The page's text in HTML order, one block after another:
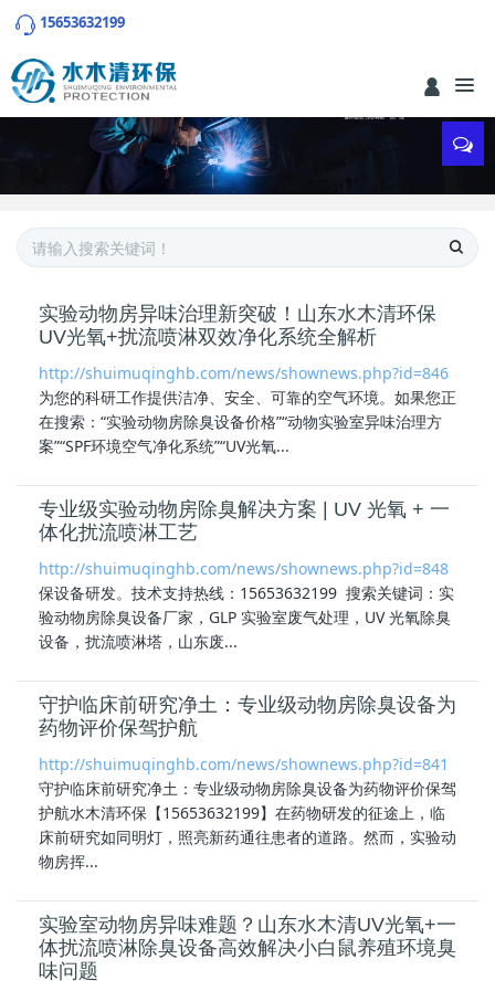
15653632199
实验动物房异味治理新突破！山东水木清环保
UV光氧+扰流喷淋双效净化系统全解析
http://shuimuqinghb.com/news/shownews.php?id=846
为您的科研工作提供洁净、安全、可靠的空气环境。如果您正
在搜索：“实验动物房除臭设备价格”“动物实验室异味治理方
案”“SPF环境空气净化系统”“UV光氧...
专业级实验动物房除臭解决方案 | UV 光氧 + 一
体化扰流喷淋工艺
http://shuimuqinghb.com/news/shownews.php?id=848
保设备研发。技术支持热线：15653632199 搜索关键词：实
验动物房除臭设备厂家，GLP 实验室废气处理，UV 光氧除臭
设备，扰流喷淋塔，山东废...
守护临床前研究净土：专业级动物房除臭设备为
药物评价保驾护航
http://shuimuqinghb.com/news/shownews.php?id=841
守护临床前研究净土：专业级动物房除臭设备为药物评价保驾
护航水木清环保【15653632199】在药物研发的征途上，临
床前研究如同明灯，照亮新药通往患者的道路。然而，实验动
物房挥...
实验室动物房异味难题？山东水木清UV光氧+一
体扰流喷淋除臭设备高效解决小白鼠养殖环境臭
味问题